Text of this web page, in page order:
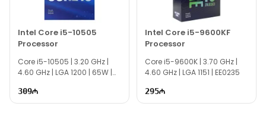
Intel Core i5-10505
Processor
Core i5-10505 | 3.20 GHz |
4.60 GHz | LGA 1200 | 65W |
309
Intel Core i5-9600KF
Processor
Core i5-9600K | 3.70 GHz |
4.60 GHz | LGA 1151 | EE0235
295